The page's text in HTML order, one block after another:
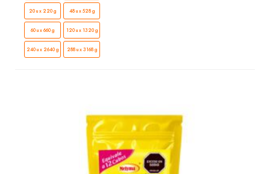
20 u x 220 g 48 u x 528 g
60 u x 660 g 120 u x 1320 g
240 u x 2640 g 288 u x 3168 g